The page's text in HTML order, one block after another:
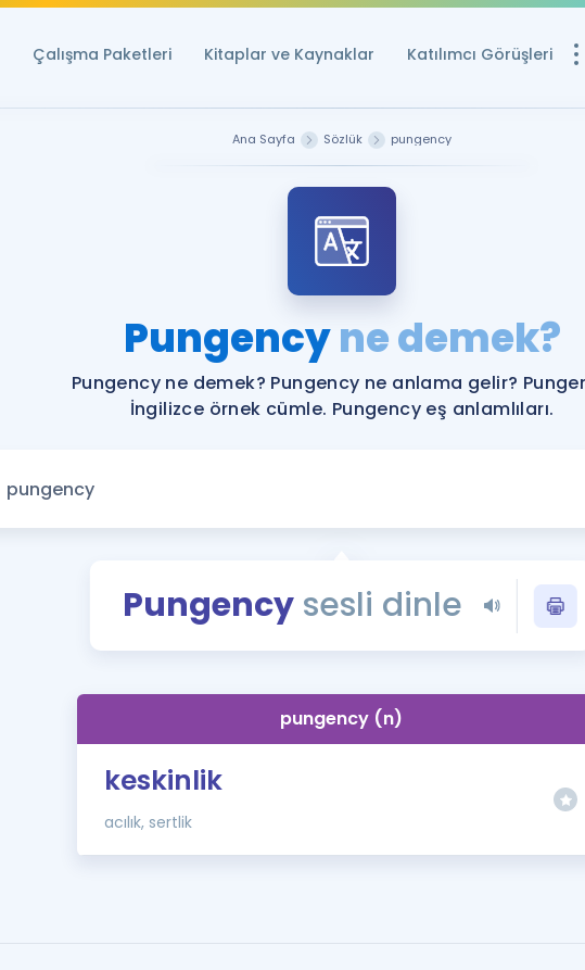
Çalışma Paketleri Kitaplar ve Kaynaklar Katılımcı Görüşleri
YDS ve YÖKDİL
YDS ve YÖKDİL'e
Tüm ÖSYM
YDS - YÖKDİL
İngilizce
Ana Sayfa Sözlük pungency
Pungencyne demek?
Pungency ne demek? Pungency ne anlama gelir?
İngilizce örnek cümle. Pungency eş anlamlıları.
Pungencysesli dinle
pungency (n)
keskinlik
acılık, sertlik